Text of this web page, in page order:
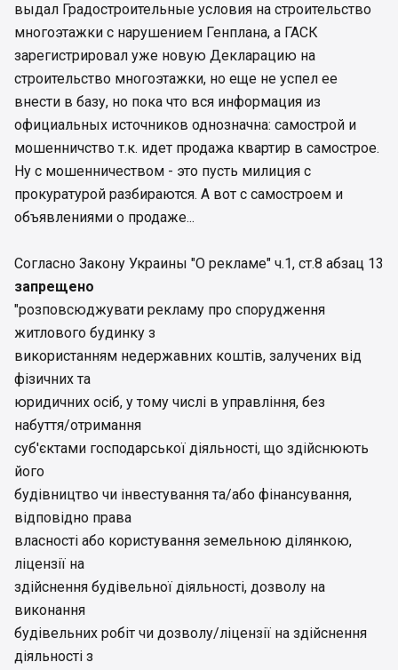
выдал Градостроительные условия на строительство
многоэтажки с нарушением Генплана, а ГАСК
зарегистрировал уже новую Декларацию на
строительство многоэтажки, но еще не успел ее
внести в базу, но пока что вся информация из
официальных источников однозначна: самострой и
мошенничство т.к. идет продажа квартир в самострое.
Ну с мошенничеством - это пусть милиция с
прокуратурой разбираются. А вот с самостроем и
объявлениями о продаже...
Согласно Закону Украины "О рекламе" ч.1, ст.8 абзац 13
запрещено
"розповсюджувати рекламу про спорудження
житлового будинку з
використанням недержавних коштів, залучених від
фізичних та
юридичних осіб, у тому числі в управління, без
набуття/отримання
суб'єктами господарської діяльності, що здійснюють
його
будівництво чи інвестування та/або фінансування,
відповідно права
власності або користування земельною ділянкою,
ліцензії на
здійснення будівельної діяльності, дозволу на
виконання
будівельних робіт чи дозволу/ліцензії на здійснення
діяльності з